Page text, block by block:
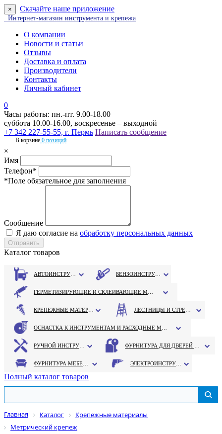
× Скачайте наше приложение
Интернет-магазин инструмента и крепежа
О компании
Новости и статьи
Отзывы
Доставка и оплата
Производители
Контакты
Личный кабинет
0
Часы работы: пн.-пт. 9.00-18.00
суббота 10.00-16.00, воскресенье – выходной
+7 342 227-55-55, г. Пермь Написать сообщение
В корзине 0 позиций
×
Имя
Телефон*
*Поле обязательное для заполнения
Сообщение
Я даю согласие на обработку персональных данных
Каталог товаров
Полный каталог товаров
Главная Каталог
Крепежные материалы
Метрический крепеж